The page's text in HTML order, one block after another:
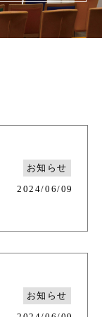
お知らせ
2024/06/09
お知らせ